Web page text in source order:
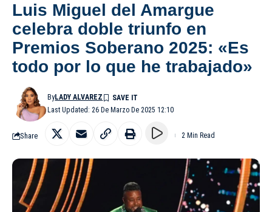
Luis Miguel del Amargue
celebra doble triunfo en
Premios Soberano 2025: «Es
todo por lo que he trabajado»
Last Updated: 26 De Marzo De 2025 12:10
ByLADY ALVAREZ
Share 2 Min Read